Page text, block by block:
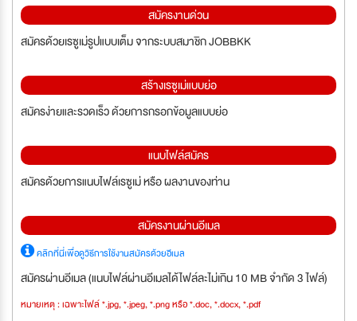
สมัครงานด่วน
สมัครด้วยเรซูเม่รูปแบบเต็ม จากระบบสมาชิก JOBBKK
สร้างเรซูเม่แบบย่อ
สมัครง่ายและรวดเร็ว ด้วยการกรอกข้อมูลแบบย่อ
แนบไฟล์สมัคร
สมัครด้วยการแนบไฟล์เรซูเม่ หรือ ผลงานของท่าน
สมัครงานผ่านอีเมล
คลิกที่นี่เพื่อดูวิธีการใช้งานสมัครด้วยอีเมล
สมัครผ่านอีเมล (แนบไฟล์ผ่านอีเมลได้ไฟล์ละไม่เกิน 10 MB จำกัด 3 ไฟล์)
หมายเหตุ : เฉพาะไฟล์ *.jpg, *.jpeg, *.png หรือ *.doc, *.docx, *.pdf